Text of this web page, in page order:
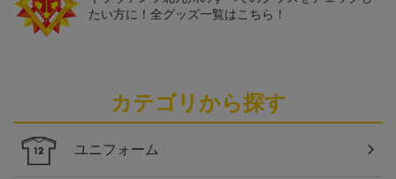
たい方に！全グッズ一覧はこちら！
カテゴリから探す
ユニフォーム